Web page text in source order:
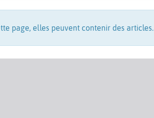
page, elles peuvent contenir des articles.